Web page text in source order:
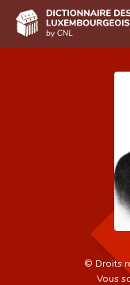
Recherche
Foire aux
© Droits
Vous